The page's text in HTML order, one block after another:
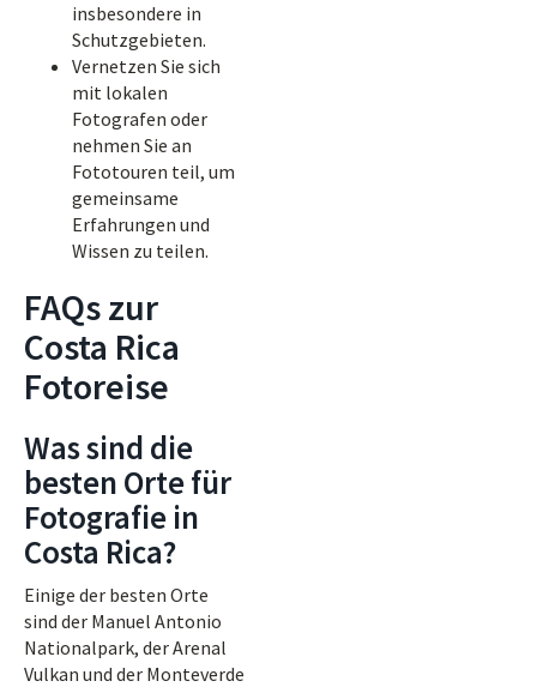
insbesondere in
Schutzgebieten.
Vernetzen Sie sich
mit lokalen
Fotografen oder
nehmen Sie an
Fototouren teil, um
gemeinsame
Erfahrungen und
Wissen zu teilen.
FAQs zur
Costa Rica
Fotoreise
Was sind die
besten Orte für
Fotografie in
Costa Rica?
Einige der besten Orte
sind der Manuel Antonio
Nationalpark, der Arenal
Vulkan und der Monteverde